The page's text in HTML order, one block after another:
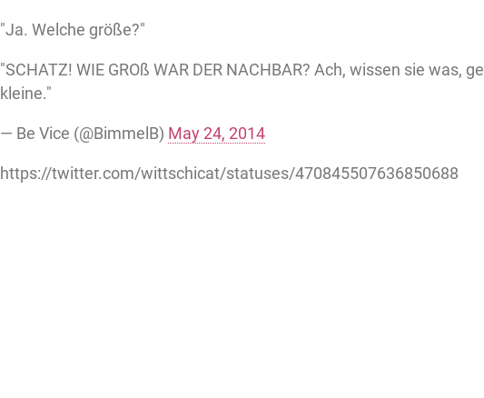
"Ja. Welche größe?"
"SCHATZ! WIE GROß WAR DER NACHBAR? Ach, wissen sie was,
kleine."
— Be Vice (@BimmelB) May 24, 2014
https://twitter.com/wittschicat/statuses/470845507636850688